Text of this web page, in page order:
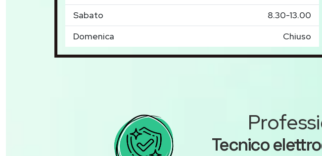
Sabato
8.30-13.00
Domenica
Chiuso
Tecnico